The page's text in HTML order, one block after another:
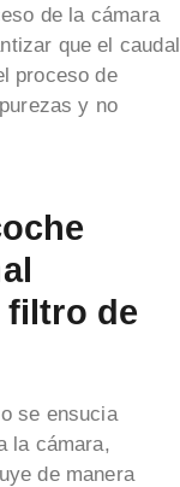
de la cámara
que el caudal
proceso de
y no
de
se ensucia
la cámara,
de manera